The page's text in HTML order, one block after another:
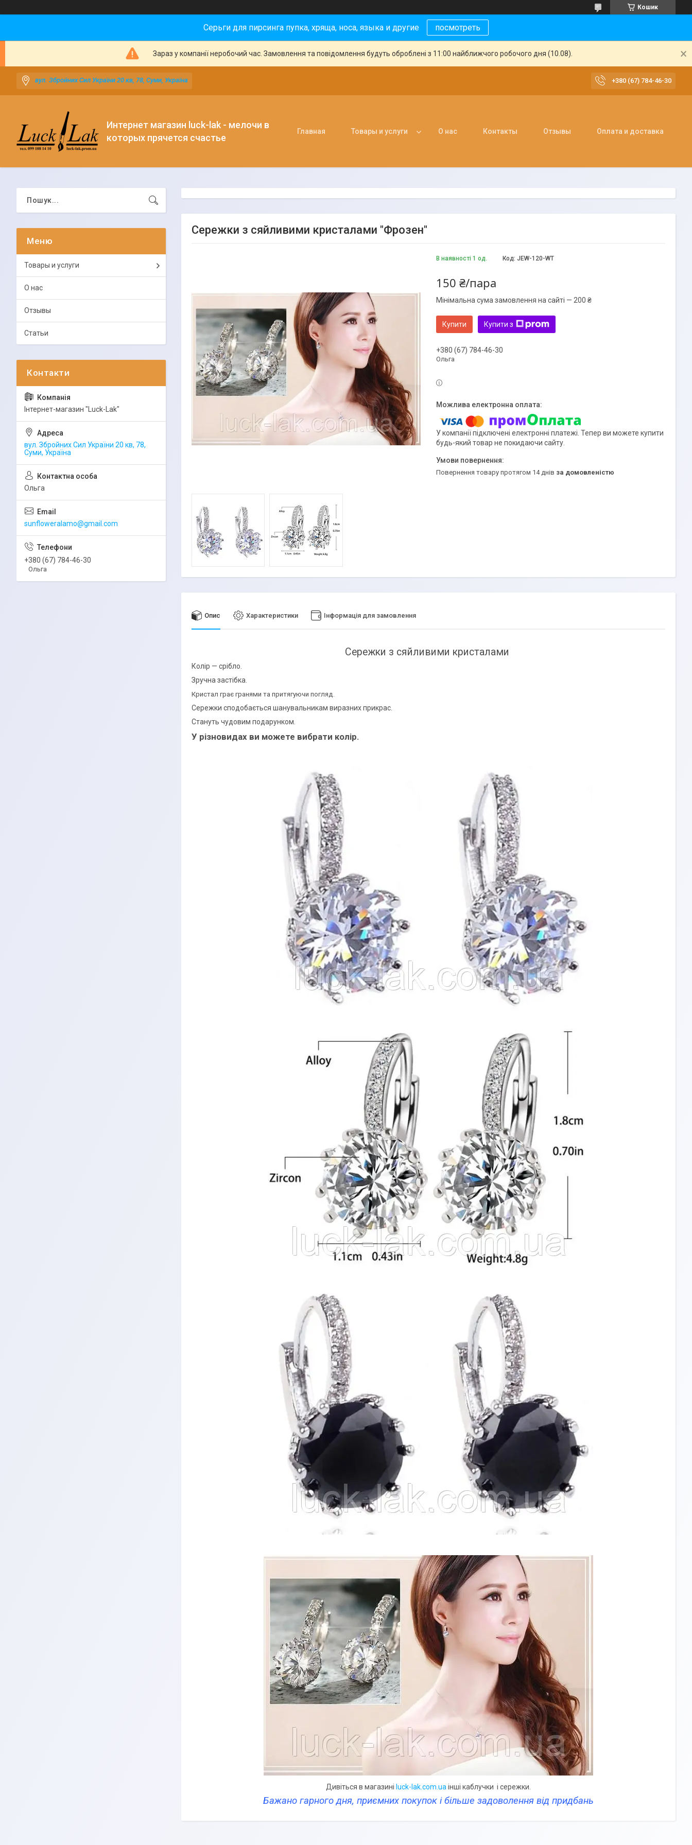
Кошик
Серьги для пирсинга пупка, хряща, носа, языка и другие посмотреть
Зараз у компанії неробочий час. Замовлення та повідомлення будуть оброблені з 11:00 найближчого робочого дня (10.08).
вул. Збройних Сил України 20 кв, 78, Суми, Україна +380 (67) 784-46-30
Интернет магазин luck-lak - мелочи в
которых прячется счастье
Главная Товары и услуги О нас Контакты Отзывы Оплата и доставка
Сережки з сяйливими кристалами "Фрозен"
В наявності 1 од. Код: JEW-120-WT
150 ₴/пара
Мінімальна сума замовлення на сайті — 200 ₴
Купити Купити з
+380 (67) 784-46-30
Ольга
У компанії підключені електронні платежі. Тепер ви можете купити
будь-який товар не покидаючи сайту.
повернення товару протягом 14 днів за домовленістю
Опис Характеристики Інформація для замовлення
Сережки з сяйливими кристалами
Колір — срібло.
Зручна застібка.
Кристал грає гранями та притягуючи погляд.
Сережки сподобається шанувальникам виразних прикрас.
Стануть чудовим подарунком.
У різновидах ви можете вибрати колір.
Дивіться в магазині luck-lak.com.ua інші каблучки і сережки.
Бажано гарного дня, приємних покупок і більше задоволення від придбань
Товары и услуги
О нас
Отзывы
Статьи
Інтернет-магазин "Luck-Lak"
вул. Збройних Сил України 20 кв, 78,
Суми, Україна
Ольга
sunfloweralamo@gmail.com
+380 (67) 784-46-30
Ольга